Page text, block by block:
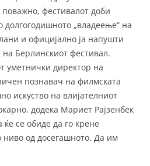
фестивалот доби
„владеење“ на
и официјално ја напушти
Берлинскиот фестивал.
уметнички директор на
познавач на филмската
искуство на влијателниот
додека Мариет Рајзенбек
ќе се обиде да го крене
ниво од досегашното. Да им